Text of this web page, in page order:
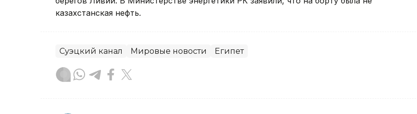
казахстанская нефть.
Суэцкий канал Мировые новости Египет